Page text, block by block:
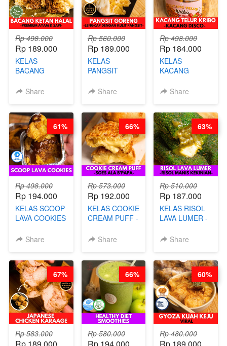
Rp 498.000
Rp 189.000
KELAS
BACANG
PREMIUM
Share
Rp 560.000
Rp 189.000
KELAS
PANGSIT
LENGKAP
PANGSIT -BY
CHEF DITA
Share
Rp 498.000
Rp 184.000
KELAS
KACANG
KACANG
Share
Rp 498.000
Rp 194.000
KELAS SCOOP
LAVA COOKIES
Share
61%
Rp 573.000
Rp 192.000
KELAS COOKIE
CREAM PUFF -
B’PAPA-BY
Share
66%
Rp 510.000
Rp 187.000
KELAS RISOL
LAVA LUMER -
KEKINIAN-BY
Share
63%
Rp 583.000
67%
Rp 580.000
66%
Rp 480.000
60%